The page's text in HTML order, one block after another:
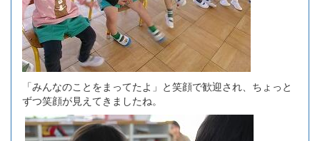
「みんなのことをまってたよ」と笑顔で歓迎され、ちょっと
ずつ笑顔が見えてきましたね。